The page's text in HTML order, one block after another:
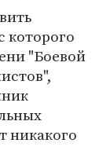
которого
"Боевой
никакого